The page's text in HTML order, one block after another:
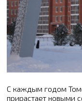
С каждым годом
прирастает новыми